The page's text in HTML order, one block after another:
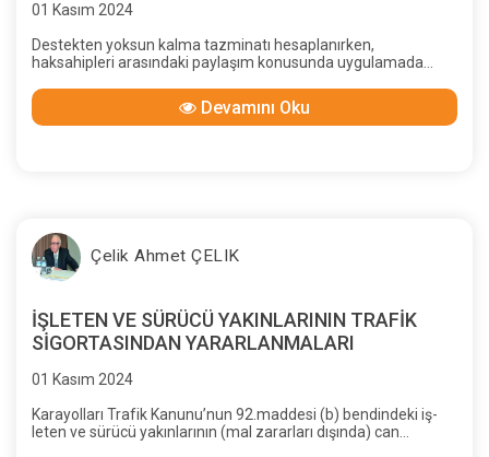
01 Kasım 2024
Destekten yoksun kalma tazminatı hesaplanırken,
haksahipleri arasındaki paylaşım konusunda uygulamada
oluşmalıdır.
Devamını Oku
Çelik Ahmet ÇELIK
İŞLETEN VE SÜRÜCÜ YAKINLARININ TRAFİK
SİGORTASINDAN YARARLANMALARI
01 Kasım 2024
Karayolları Trafik Kanunu’nun 92.maddesi (b) bendindeki iş-
leten ve sürücü yakınlarının (mal zararları dışında) can